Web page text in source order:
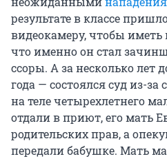
результате в классе
видеокамеру, чтобы иметь
что именно он стал
ссоры. А за несколько лет
года — состоялся суд из-
на теле четырехлетнего
отдали в приют, его мать
родительских прав, а
передали бабушке. Мать